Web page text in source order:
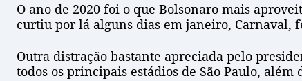
O ano de 2020 foi o que Bolsonaro mais
curtiu por lá alguns dias em janeiro, Carnaval,
Outra distração bastante apreciada pelo
todos os principais estádios de São Paulo,